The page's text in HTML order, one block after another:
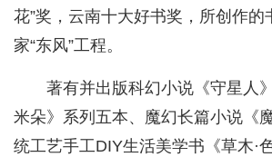
花”奖，云南十大好书奖，所创作的
家“东风”工程。
著有并出版科幻小说《守星人
米朵》系列五本、魔幻长篇小说《
统工艺手工DIY生活美学书《草木